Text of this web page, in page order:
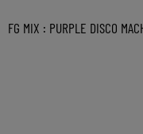
FG MIX : PURPLE DISCO